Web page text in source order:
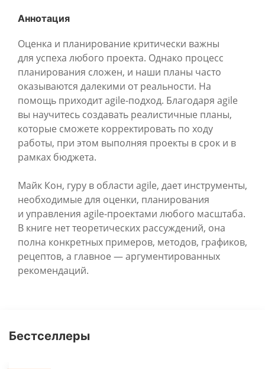
Аннотация
Оценка и планирование критически важны
для успеха любого проекта. Однако процесс
планирования сложен, и наши планы часто
оказываются далекими от реальности. На
помощь приходит agile-подход. Благодаря agile
вы научитесь создавать реалистичные планы,
которые сможете корректировать по ходу
работы, при этом выполняя проекты в срок и в
рамках бюджета.
Майк Кон, гуру в области agile, дает инструменты,
необходимые для оценки, планирования
и управления agile-проектами любого масштаба.
В книге нет теоретических рассуждений, она
полна конкретных примеров, методов, графиков,
рецептов, а главное — аргументированных
рекомендаций.
Бестселлеры